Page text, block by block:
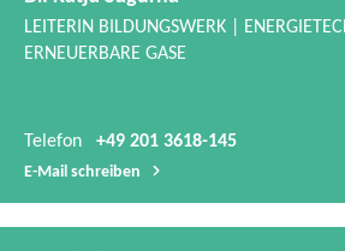
Telefon +49 201 3618-145
E-​Mail schreiben
Margit Thomeczek
CLUSTER-​ UND NETZWERKMANAGEMENT